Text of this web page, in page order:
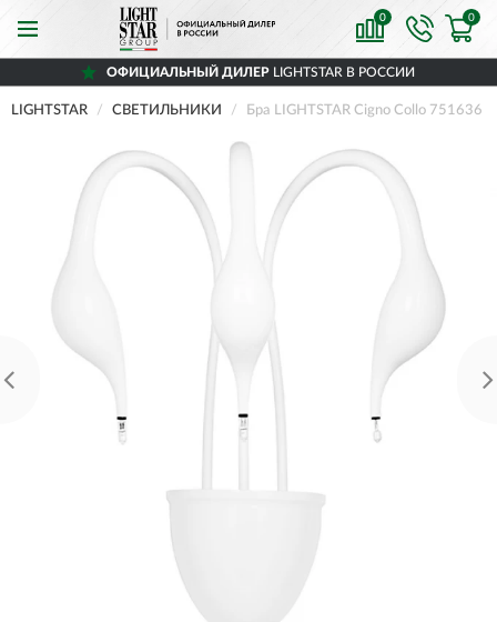
0 0
ОФИЦИАЛЬНЫЙ ДИЛЕРLIGHTSTAR В РОССИИ
LIGHTSTAR СВЕТИЛЬНИКИ Бра LIGHTSTAR Cigno Collo 751636